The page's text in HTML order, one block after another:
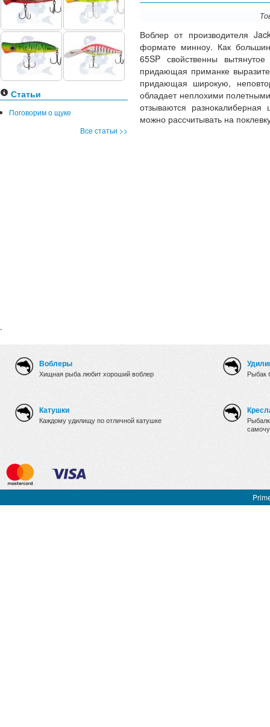
Статьи
Поговорим о щуке
Все статьи >>
.
Воблер от производителя
формате минноу. Как
65SP свойственны
придающая приманке
придающая широкую,
обладает неплохими
отзываются
можно рассчитывать на
Воблеры
Хищная рыба любит хороший воблер
Катушки
Каждому удилищу по отличной катушке
Рыбак